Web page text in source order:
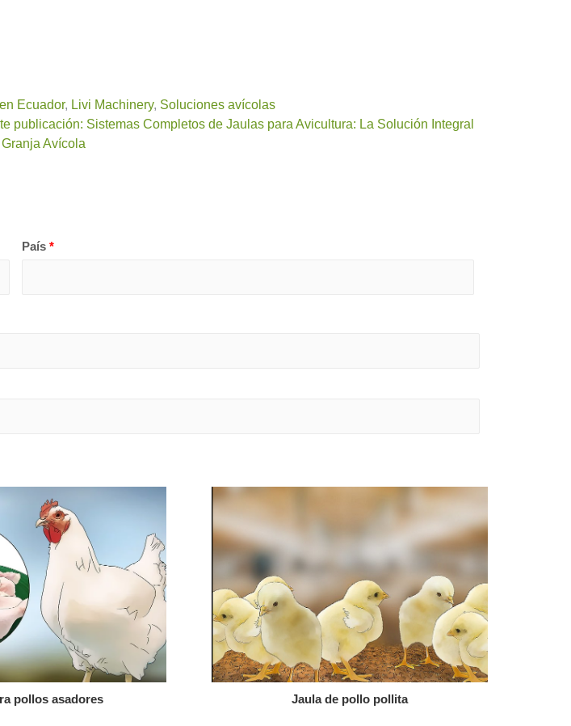
Ecuador, Livi Machinery, Soluciones avícolas
publicación: Sistemas Completos de Jaulas para Avicultura: La Solución Integral
Avícola
País*
pollos asadores Jaula de pollo pollita